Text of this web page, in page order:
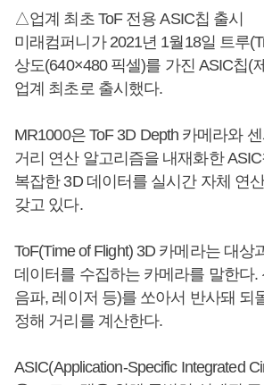
△업계 최초 ToF 전용 ASIC칩 출시
미래컴퍼니가 2021년 1월18일 트루
상도(640×480 픽셀)를 가진 ASIC칩(
업계 최초로 출시했다.
MR1000은 ToF 3D Depth 카메라와
거리 연산 알고리즘을 내재화한
복잡한 3D 데이터를 실시간 자체 연
갖고 있다.
ToF(Time of Flight) 3D 카메라는 대상
데이터를 수집하는 카메라를 말한다.
음파, 레이저 등)를 쏘아서 반사돼 되
정해 거리를 계산한다.
ASIC(Application-Specific Integrated